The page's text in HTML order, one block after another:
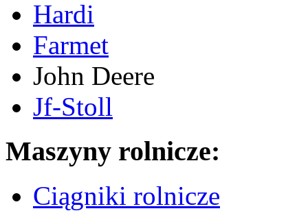
Hardi
Farmet
John Deere
Jf-Stoll
Maszyny rolnicze:
Ciągniki rolnicze